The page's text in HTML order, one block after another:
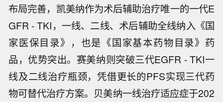
布局完善，凯美纳作为术后辅助治疗唯一的一代E
GFR - TKI，一线、二线、术后辅助全线纳入《国
家医保目录》，也是《国家基本药物目录》药
品，优势突出。赛美纳则突破三代EGFR - TKI一
线及二线治疗瓶颈，凭借更长的PFS实现三代药
物可替代治疗方案。贝美纳一线治疗适应症于202